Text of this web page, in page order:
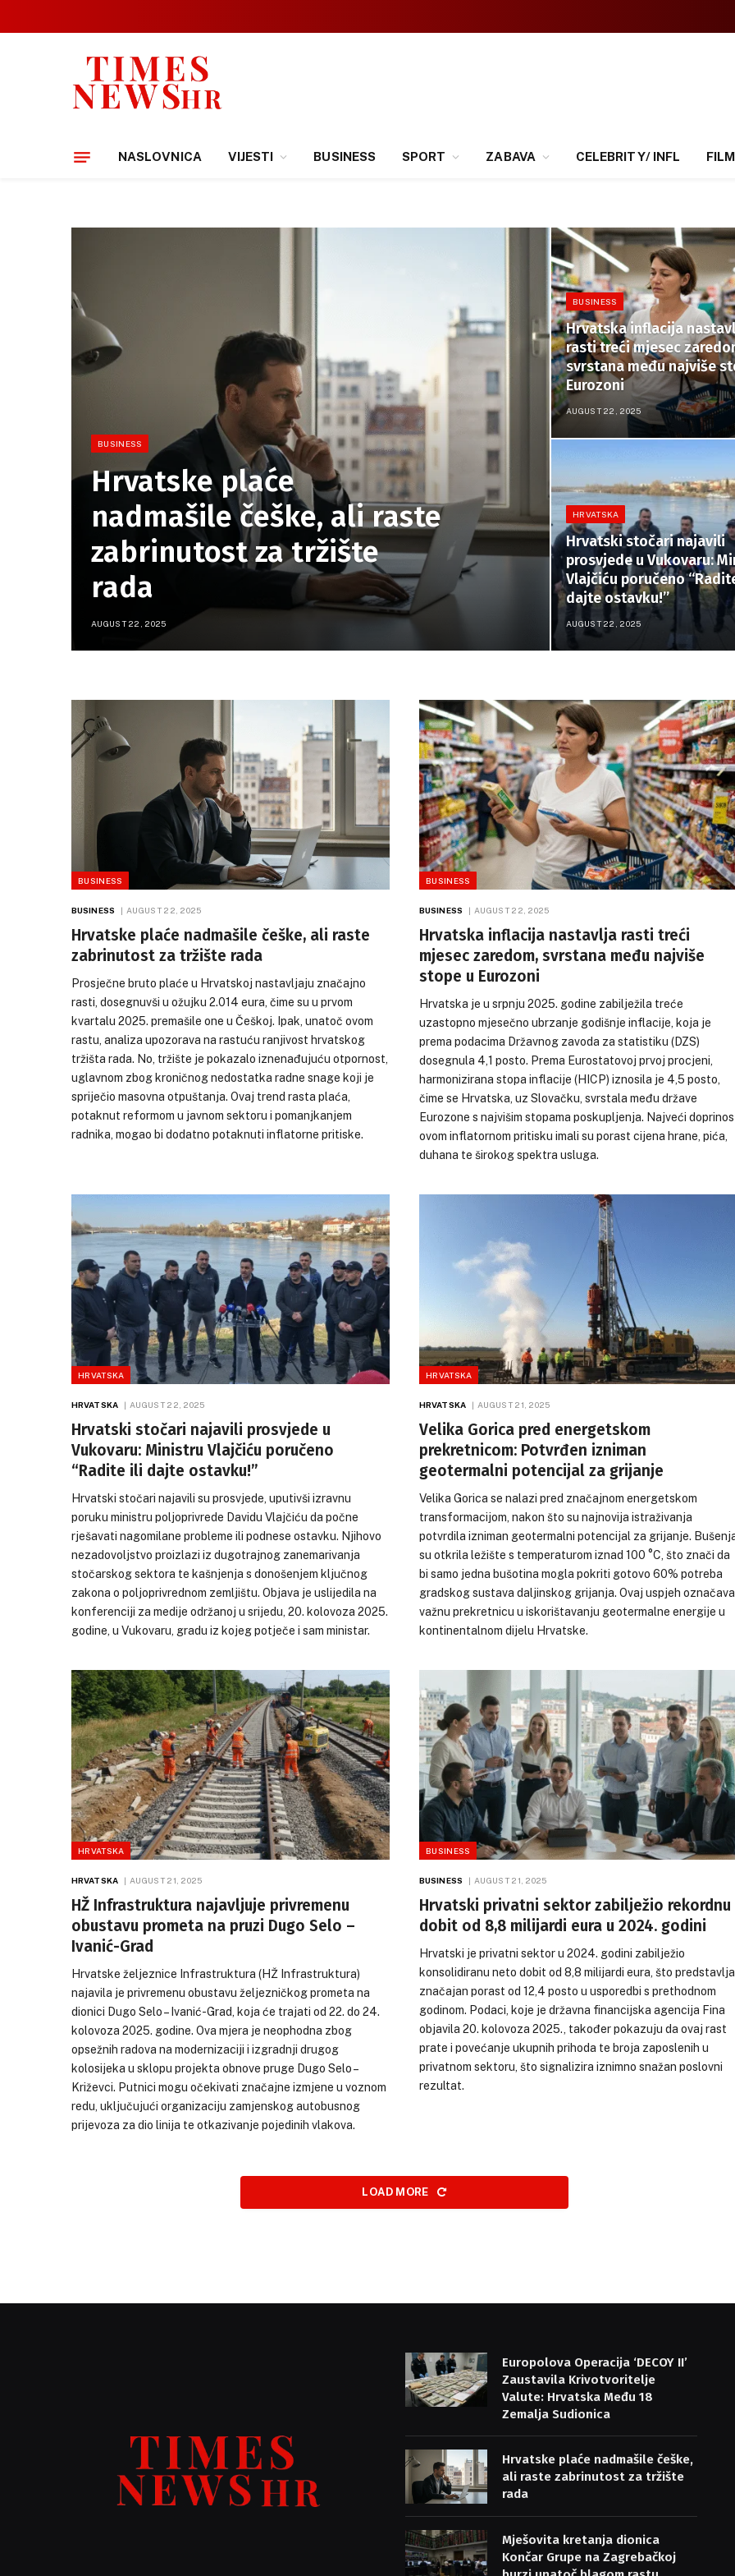
NASLOVNICA VIJESTI BUSINESS SPORT ZABAVA CELEBRITY/ INFL
BUSINESS
Hrvatske plaće
nadmašile češke, ali raste
zabrinutost za tržište
rada
AUGUST 22, 2025
BUSINESS
Hrvatska inflacija
rasti treći mjesec
svrstana među najviše
Eurozoni
AUGUST 22, 2025
HRVATSKA
Hrvatski stočari najavili
prosvjede u Vukovaru:
Vlajčiću poručeno
dajte ostavku!”
AUGUST 22, 2025
BUSINESS
BUSINESS AUGUST 22, 2025
Hrvatske plaće nadmašile češke, ali raste
zabrinutost za tržište rada
Prosječne bruto plaće u Hrvatskoj nastavljaju značajno
rasti, dosegnuvši u ožujku 2.014 eura, čime su u prvom
kvartalu 2025. premašile one u Češkoj. Ipak, unatoč ovom
rastu, analiza upozorava na rastuću ranjivost hrvatskog
tržišta rada. No, tržište je pokazalo iznenađujuću otpornost,
uglavnom zbog kroničnog nedostatka radne snage koji je
spriječio masovna otpuštanja. Ovaj trend rasta plaća,
potaknut reformom u javnom sektoru i pomanjkanjem
radnika, mogao bi dodatno potaknuti inflatorne pritiske.
BUSINESS
BUSINESS AUGUST 22, 2025
Hrvatska inflacija nastavlja rasti treći
mjesec zaredom, svrstana među najviše
stope u Eurozoni
Hrvatska je u srpnju 2025. godine zabilježila treće
uzastopno mjesečno ubrzanje godišnje inflacije, koja je
prema podacima Državnog zavoda za statistiku (DZS)
dosegnula 4,1 posto. Prema Eurostatovoj prvoj procjeni,
harmonizirana stopa inflacije (HICP) iznosila je 4,5 posto,
čime se Hrvatska, uz Slovačku, svrstala među države
Eurozone s najvišim stopama poskupljenja. Najveći doprinos
ovom inflatornom pritisku imali su porast cijena hrane, pića,
duhana te širokog spektra usluga.
HRVATSKA
HRVATSKA AUGUST 22, 2025
Hrvatski stočari najavili prosvjede u
Vukovaru: Ministru Vlajčiću poručeno
“Radite ili dajte ostavku!”
Hrvatski stočari najavili su prosvjede, uputivši izravnu
poruku ministru poljoprivrede Davidu Vlajčiću da počne
rješavati nagomilane probleme ili podnese ostavku. Njihovo
nezadovoljstvo proizlazi iz dugotrajnog zanemarivanja
stočarskog sektora te kašnjenja s donošenjem ključnog
zakona o poljoprivrednom zemljištu. Objava je uslijedila na
konferenciji za medije održanoj u srijedu, 20. kolovoza 2025.
godine, u Vukovaru, gradu iz kojeg potječe i sam ministar.
HRVATSKA
HRVATSKA AUGUST 21, 2025
Velika Gorica pred energetskom
prekretnicom: Potvrđen izniman
geotermalni potencijal za grijanje
Velika Gorica se nalazi pred značajnom energetskom
transformacijom, nakon što su najnovija istraživanja
potvrdila izniman geotermalni potencijal za grijanje.
su otkrila ležište s temperaturom iznad 100 °C, što znači da
bi samo jedna bušotina mogla pokriti gotovo 60% potreba
gradskog sustava daljinskog grijanja. Ovaj uspjeh označava
važnu prekretnicu u iskorištavanju geotermalne energije u
kontinentalnom dijelu Hrvatske.
HRVATSKA
HRVATSKA AUGUST 21, 2025
HŽ Infrastruktura najavljuje privremenu
obustavu prometa na pruzi Dugo Selo –
Ivanić-Grad
Hrvatske željeznice Infrastruktura (HŽ Infrastruktura)
najavila je privremenu obustavu željezničkog prometa na
dionici Dugo Selo – Ivanić-Grad, koja će trajati od 22. do 24.
kolovoza 2025. godine. Ova mjera je neophodna zbog
opsežnih radova na modernizaciji i izgradnji drugog
kolosijeka u sklopu projekta obnove pruge Dugo Selo –
Križevci. Putnici mogu očekivati značajne izmjene u voznom
redu, uključujući organizaciju zamjenskog autobusnog
prijevoza za dio linija te otkazivanje pojedinih vlakova.
BUSINESS
BUSINESS AUGUST 21, 2025
Hrvatski privatni sektor zabilježio rekordnu
dobit od 8,8 milijardi eura u 2024. godini
Hrvatski je privatni sektor u 2024. godini zabilježio
konsolidiranu neto dobit od 8,8 milijardi eura, što predstavlja
značajan porast od 12,4 posto u usporedbi s prethodnom
godinom. Podaci, koje je državna financijska agencija Fina
objavila 20. kolovoza 2025., također pokazuju da ovaj rast
prate i povećanje ukupnih prihoda te broja zaposlenih u
privatnom sektoru, što signalizira iznimno snažan poslovni
rezultat.
LOAD MORE
HRVATSKA AUGUST 22, 2025
Hrvatski stočari najavili
prosvjede u Vukovaru: Ministru
Vlajčiću poručeno “Radite ili dajte
ostavku!”
Hrvatski stočari najavili su prosvjede, uputivši
izravnu poruku ministru poljoprivrede Davidu
Vlajčiću da počne rješavati nagomilane
probleme ili podnese ostavku. Njihovo
nezadovoljstvo proizlazi iz dugotrajnog
zanemarivanja stočarskog sektora te
kašnjenja s donošenjem ključnog zakona o
20. kolovoza 2025. godine, u Vukovaru, gradu
iz kojeg potječe i sam ministar.
BUSINESS AUGUST 22, 2025
Hrvatske plaće nadmašile češke,
ali raste zabrinutost za tržište
rada
Prosječne bruto plaće u Hrvatskoj
značajno rasti, dosegnuvši u ožujku 2.014
eura, čime su u prvom kvartalu 2025.
one u Češkoj. Ipak, unatoč ovom rastu,
upozorava na rastuću ranjivost hrvatskog
tržišta rada. No, tržište je pokazalo
iznenađujuću otpornost, uglavnom zbog
kroničnog nedostatka radne snage koji je
plaća, potaknut reformom u javnom sektoru
pomanjkanjem radnika, mogao bi dodatno
potaknuti inflatorne pritiske.
Europolova Operacija ‘DECOY II’
Zaustavila Krivotvoritelje
Valute: Hrvatska Među 18
Zemalja Sudionica
Hrvatske plaće nadmašile češke,
ali raste zabrinutost za tržište
rada
Mješovita kretanja dionica
Končar Grupe na Zagrebačkoj